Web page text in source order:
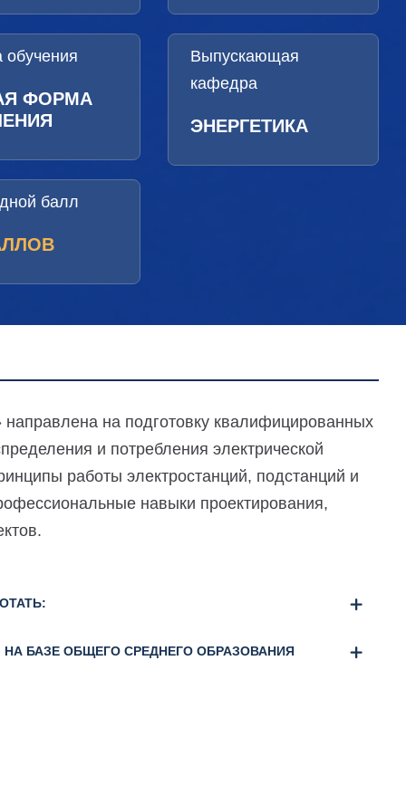
ФОРМА
Выпускающая
кафедра
ЭНЕРГЕТИКА
балл
на подготовку квалифицированных
и потребления электрической
работы электростанций, подстанций и
навыки проектирования,
БАЗЕ ОБЩЕГО СРЕДНЕГО ОБРАЗОВАНИЯ